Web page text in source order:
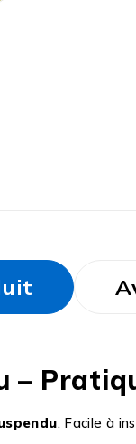
–
. Facile à